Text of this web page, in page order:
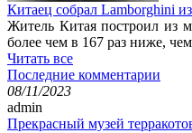
Китаец собрал Lamborghini
Житель Китая построил из
более чем в 167 раз ниже,
Читать все
Последние комментарии
08/11/2023
admin
Прекрасный музей